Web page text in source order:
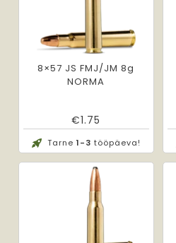
8×57 JS FMJ/JM 8g
NORMA
€1.75
Tarne 1-3 tööpäeva!